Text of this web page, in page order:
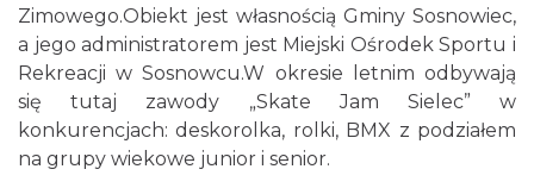
Zimowego.Obiekt jest własnością Gminy Sosnowiec,
a jego administratorem jest Miejski Ośrodek Sportu i
Rekreacji w Sosnowcu.W okresie letnim odbywają
się tutaj zawody „Skate Jam Sielec” w
konkurencjach: deskorolka, rolki, BMX z podziałem
na grupy wiekowe junior i senior.